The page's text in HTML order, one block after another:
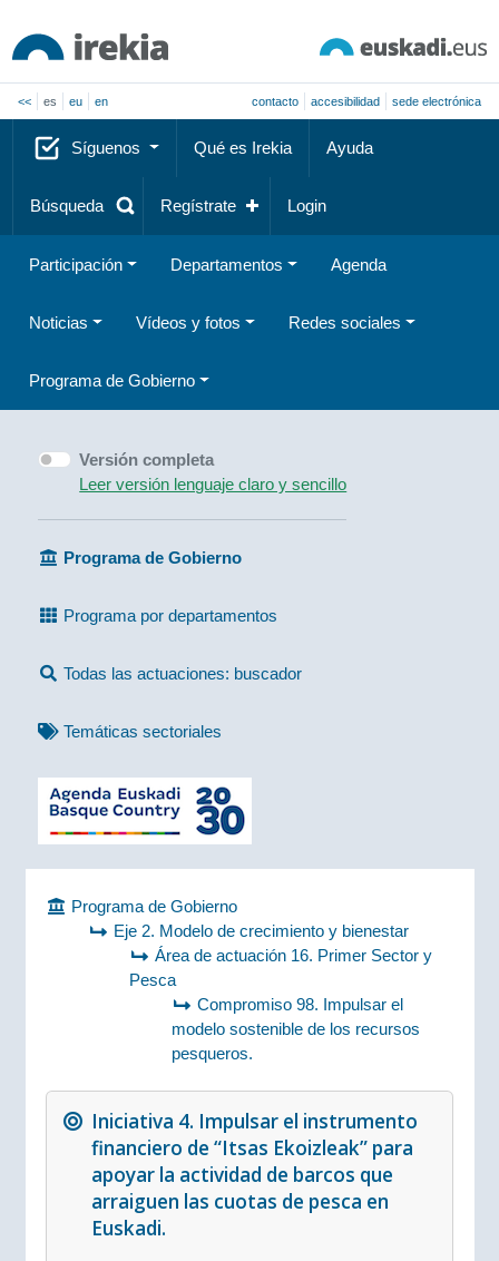
<< es eu en contacto accesibilidad sede electrónica
Síguenos Qué es Irekia Ayuda
Búsqueda Regístrate Login
Participación Departamentos Agenda
Noticias Vídeos y fotos Redes sociales
Programa de Gobierno
Versión completa
Leer versión lenguaje claro y sencillo
Programa de Gobierno
Programa por departamentos
Todas las actuaciones: buscador
Temáticas sectoriales
Programa de Gobierno
Eje 2. Modelo de crecimiento y bienestar
Área de actuación 16. Primer Sector y
Pesca
Compromiso 98. Impulsar el
modelo sostenible de los recursos
pesqueros.
Iniciativa 4. Impulsar el instrumento
financiero de “Itsas Ekoizleak” para
apoyar la actividad de barcos que
arraiguen las cuotas de pesca en
Euskadi.